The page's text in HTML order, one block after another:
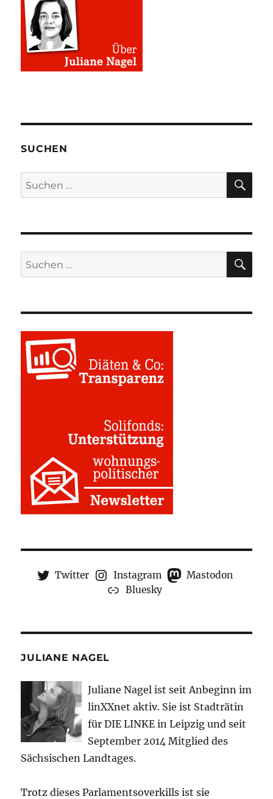
SUCHEN
Suchen
nach:
Suchen
nach:
Twitter Instagram
Mastodon
Bluesky
JULIANE NAGEL
Juliane Nagel ist seit Anbeginn im
linXXnet aktiv. Sie ist Stadträtin
für DIE LINKE in Leipzig und seit
September 2014 Mitglied des
Sächsischen Landtages.
Trotz dieses Parlamentsoverkills ist sie